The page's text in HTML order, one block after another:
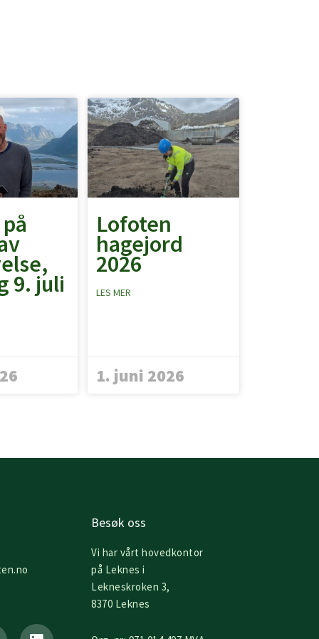
9. juli
Lofoten
hagejord
2026
LES MER
1. juni 2026
i
Besøk oss
Vi har vårt hovedkontor
på Leknes i
Lekneskroken 3,
8370 Leknes